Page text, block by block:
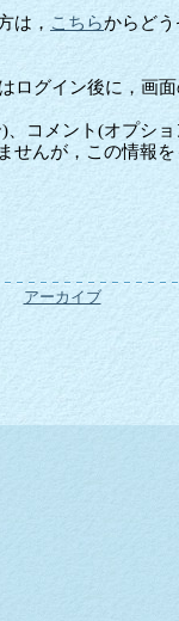
は， こちらからどう
ログイン後に，画
、コメント(オプショ
せんが，この情報
アーカイブ